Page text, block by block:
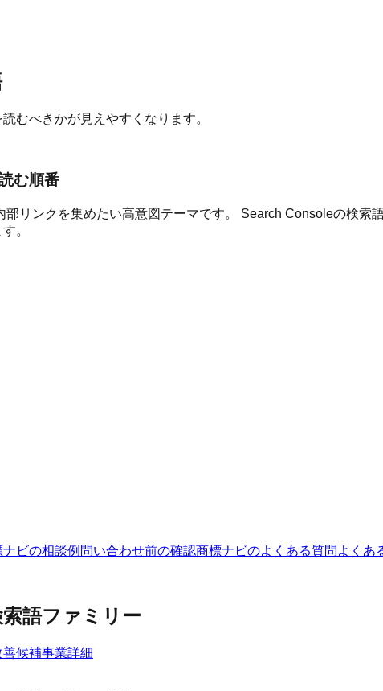
むべきかが見えやすくなります。
む順番
部リンクを集めたい高意図テーマです。 Search Consoleの検
。
ナビの相談例 問い合わせ前の確認商標ナビのよくある質問 よくあ
語ファミリー
善候補事業詳細